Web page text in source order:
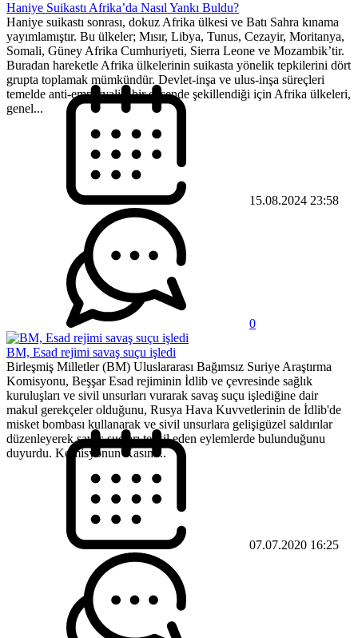
Haniye Suikastı Afrika’da Nasıl Yankı Buldu?
Haniye suikastı sonrası, dokuz Afrika ülkesi ve Batı Sahra kınama
yayımlamıştır. Bu ülkeler; Mısır, Libya, Tunus, Cezayir, Moritanya,
Somali, Güney Afrika Cumhuriyeti, Sierra Leone ve Mozambik’tir.
Buradan hareketle Afrika ülkelerinin suikasta yönelik tepkilerini dört
grupta toplamak mümkündür. Devlet-inşa ve ulus-inşa süreçleri
temelde anti-emperyalist bir eksende şekillendiği için Afrika ülkeleri,
genel...
15.08.2024 23:58
0
BM, Esad rejimi savaş suçu işledi
Birleşmiş Milletler (BM) Uluslararası Bağımsız Suriye Araştırma
Komisyonu, Beşşar Esad rejiminin İdlib ve çevresinde sağlık
kuruluşları ve sivil unsurları vurarak savaş suçu işlediğine dair
makul gerekçeler olduğunu, Rusya Hava Kuvvetlerinin de İdlib'de
misket bombası kullanarak ve sivil unsurlara gelişigüzel saldırılar
düzenleyerek savaş suçları teşkil eden eylemlerde bulunduğunu
duyurdu. Komisyonun Kasım...
07.07.2020 16:25